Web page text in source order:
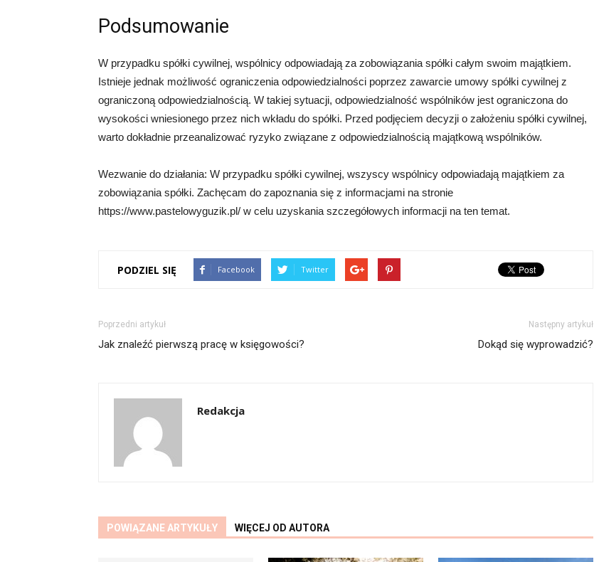
Podsumowanie
W przypadku spółki cywilnej, wspólnicy odpowiadają za zobowiązania spółki całym swoim majątkiem.
Istnieje jednak możliwość ograniczenia odpowiedzialności poprzez zawarcie umowy spółki cywilnej z
ograniczoną odpowiedzialnością. W takiej sytuacji, odpowiedzialność wspólników jest ograniczona do
wysokości wniesionego przez nich wkładu do spółki. Przed podjęciem decyzji o założeniu spółki cywilnej,
warto dokładnie przeanalizować ryzyko związane z odpowiedzialnością majątkową wspólników.
Wezwanie do działania: W przypadku spółki cywilnej, wszyscy wspólnicy odpowiadają majątkiem za
zobowiązania spółki. Zachęcam do zapoznania się z informacjami na stronie
https://www.pastelowyguzik.pl/ w celu uzyskania szczegółowych informacji na ten temat.
PODZIEL SIĘ Facebook Twitter
Poprzedni artykuł
Jak znaleźć pierwszą pracę w księgowości?
Następny artykuł
Dokąd się wyprowadzić?
Redakcja
POWIĄZANE ARTYKUŁY WIĘCEJ OD AUTORA